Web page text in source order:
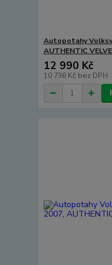
Autopotahy
AUTHENTIC
12 990 Kč
10 736 Kč bez DPH